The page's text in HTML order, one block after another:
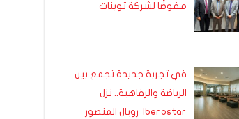
مفوضًا لشركة توبنات
في تجربة جديدة تجمع بين
الرياضة والرفاهية.. نزل
Iberostar رويال المنصور